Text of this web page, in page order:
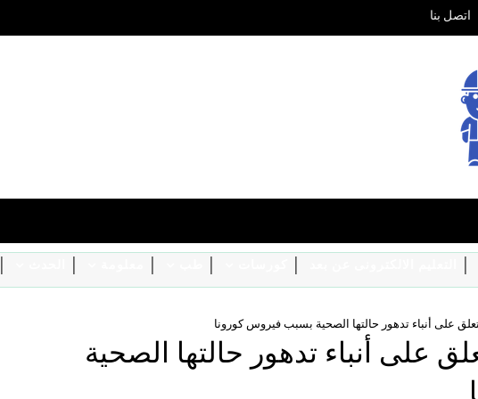
اتصل بنا
على أنباء تدهور حالتها الصحية بسبب فيروس كورونا
على أنباء تدهور حالتها الصحية